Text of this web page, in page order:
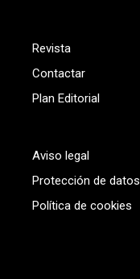
Revista
Contactar
Plan Editorial
Aviso legal
Protección de datos
Política de cookies